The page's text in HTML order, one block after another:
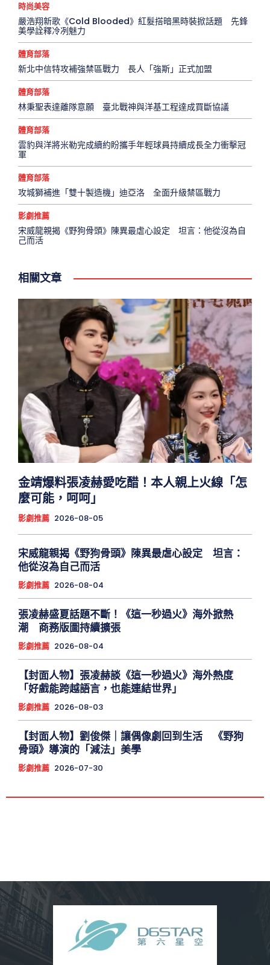
時尚美容
嚴浩翔新歌《Cold Blooded》紅髮搭暗黑時裝掀話題 先鋒
美學詮釋冷冽魅力
體育部落
新北中信特攻補強禁區戰力 長人「強斯」正式加盟
體育部落
林秉聖表達離隊意願 臺北戰神與洋基工程達成買斷協議
體育部落
雲豹與洋將米勒完成續約盼攜手年輕球員持續成長全力衝擊冠
軍
體育部落
攻城獅補進「雙十製造機」迪亞洛 全面升級禁區戰力
影劇推薦
宋威龍親揭《野狗骨頭》陳異最虐心設定 坦言：他從沒為自
己而活
相關文章
金靖爆料張凌赫愛吃醋！本人親上火線「怎
麼可能，呵呵」
影劇推薦 2026-08-05
宋威龍親揭《野狗骨頭》陳異最虐心設定 坦言：
他從沒為自己而活
影劇推薦 2026-08-04
張凌赫盛夏話題不斷！《這一秒過火》海外掀熱
潮 商務版圖持續擴張
影劇推薦 2026-08-04
【封面人物】張凌赫談《這一秒過火》海外熱度
「好戲能跨越語言，也能連結世界」
影劇推薦 2026-08-03
【封面人物】劉俊傑｜讓偶像劇回到生活 《野狗
骨頭》導演的「減法」美學
影劇推薦 2026-07-30